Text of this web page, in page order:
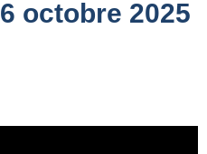
octobre 2025